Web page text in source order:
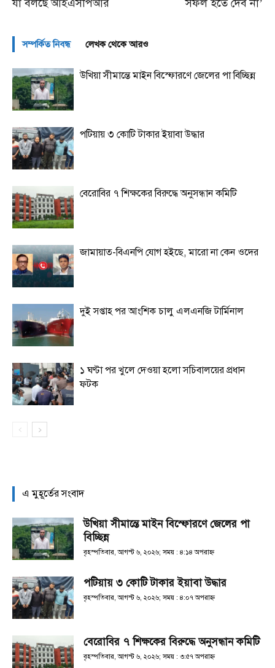
যা বলছে আইএসপিআর সফল হতে দেব না’
সম্পর্কিত নিবন্ধ লেখক থেকে আরও
উখিয়া সীমান্তে মাইন বিস্ফোরণে জেলের পা বিচ্ছিন্ন
পটিয়ায় ৩ কোটি টাকার ইয়াবা উদ্ধার
বেরোবির ৭ শিক্ষকের বিরুদ্ধে অনুসন্ধান কমিটি
জামায়াত-বিএনপি যোগ হইছে, মারো না কেন ওদের
দুই সপ্তাহ পর আংশিক চালু এলএনজি টার্মিনাল
১ ঘণ্টা পর খুলে দেওয়া হলো সচিবালয়ের প্রধান
ফটক
এ মুহূর্তের সংবাদ
উখিয়া সীমান্তে মাইন বিস্ফোরণে জেলের পা
বিচ্ছিন্ন
বৃহস্পতিবার, আগস্ট ৬, ২০২৬; সময় : ৪:১৪ অপরাহ্ণ
পটিয়ায় ৩ কোটি টাকার ইয়াবা উদ্ধার
বৃহস্পতিবার, আগস্ট ৬, ২০২৬; সময় : ৪:০৭ অপরাহ্ণ
বেরোবির ৭ শিক্ষকের বিরুদ্ধে অনুসন্ধান কমিটি
বৃহস্পতিবার, আগস্ট ৬, ২০২৬; সময় : ৩:৫৭ অপরাহ্ণ